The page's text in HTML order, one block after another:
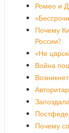
Ромео и
Почему
России?
«Не
Война
Почему